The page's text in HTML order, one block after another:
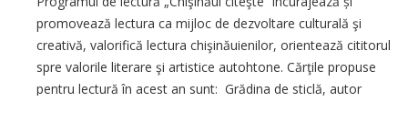
promovează lectura ca mijloc de dezvoltare culturală şi
creativă, valorifică lectura chişinăuienilor, orientează cititorul
spre valorile literare şi artistice autohtone. Cărţile propuse
pentru lectură în acest an sunt: Grădina de sticlă, autor